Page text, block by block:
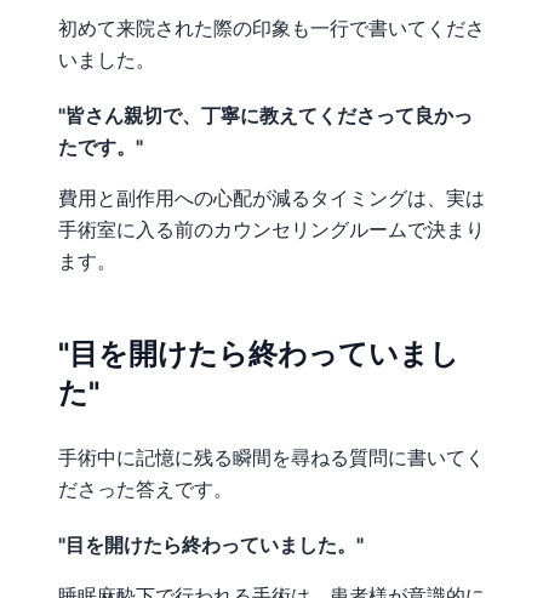
初めて来院された際の印象も一行で書いてくださ
いました。
"皆さん親切で、丁寧に教えてくださって良かっ
たです。"
費用と副作用への心配が減るタイミングは、実は
手術室に入る前のカウンセリングルームで決まり
ます。
"目を開けたら終わっていまし
た"
手術中に記憶に残る瞬間を尋ねる質問に書いてく
ださった答えです。
"目を開けたら終わっていました。"